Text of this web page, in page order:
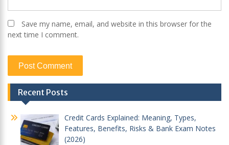
Save my name, email, and website in this browser for the
next time I comment.
Recent Posts
Credit Cards Explained: Meaning, Types,
Features, Benefits, Risks & Bank Exam Notes
(2026)